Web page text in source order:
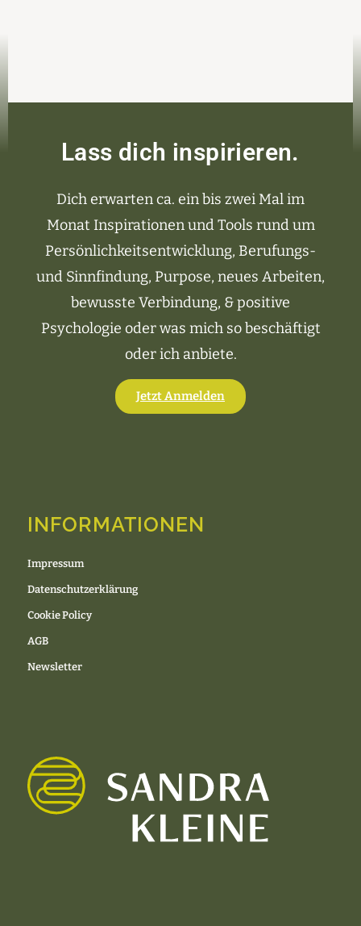
Lass dich inspirieren.
Dich erwarten ca. ein bis zwei Mal im
Monat Inspirationen und Tools rund um
Persönlichkeitsentwicklung, Berufungs-
und Sinnfindung, Purpose, neues Arbeiten,
bewusste Verbindung, & positive
Psychologie oder was mich so beschäftigt
oder ich anbiete.
Jetzt Anmelden
INFORMATIONEN
Impressum
Datenschutzerklärung
Cookie Policy
AGB
Newsletter